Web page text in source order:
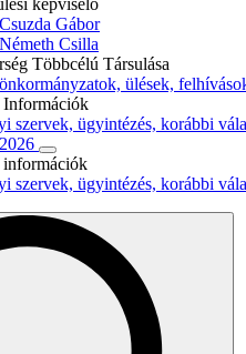
képviselő
Gábor
Csilla
Többcélú Társulása
ülések,
Információk
szervek, ügyintézés, korábbi
információk
szervek, ügyintézés, korábbi